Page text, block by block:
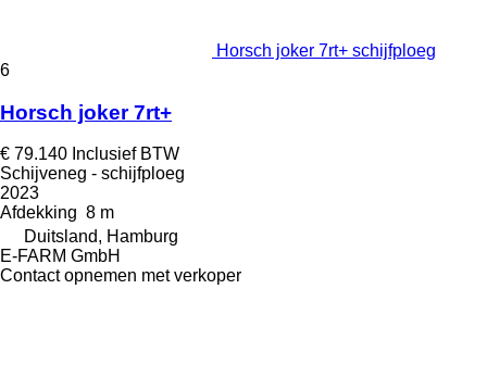
Horsch joker 7rt+ schijfploeg
6
Horsch joker 7rt+
€ 79.140 Inclusief BTW
Schijveneg - schijfploeg
2023
Afdekking 8 m
Duitsland, Hamburg
E-FARM GmbH
Contact opnemen met verkoper